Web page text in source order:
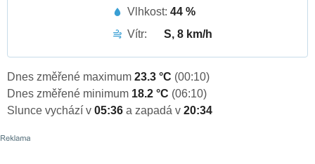
Vlhkost: 44 %
Vítr:
S, 8 km/h
Dnes změřené maximum 23.3 °C (00:10)
Dnes změřené minimum 18.2 °C (06:10)
Slunce vychází v 05:36 a zapadá v 20:34